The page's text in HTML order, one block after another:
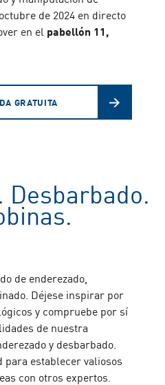
de 2024 en directo
en el pabellón 11,
GRATUITA
Desbarbado.
de enderezado,
Déjese inspirar por
y compruebe por sí
de nuestra
y desbarbado.
para establecer valiosos
con otros expertos.